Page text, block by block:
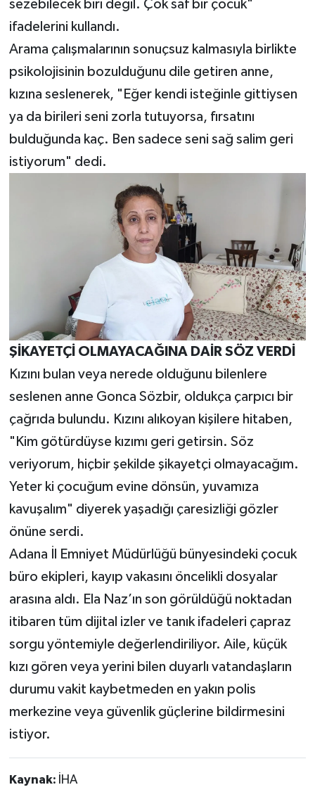
sezebilecek biri değil. Çok saf bir çocuk"
ifadelerini kullandı.
Arama çalışmalarının sonuçsuz kalmasıyla birlikte
psikolojisinin bozulduğunu dile getiren anne,
kızına seslenerek, "Eğer kendi isteğinle gittiysen
ya da birileri seni zorla tutuyorsa, fırsatını
bulduğunda kaç. Ben sadece seni sağ salim geri
istiyorum" dedi.
ŞİKAYETÇİ OLMAYACAĞINA DAİR SÖZ VERDİ
Kızını bulan veya nerede olduğunu bilenlere
seslenen anne Gonca Sözbir, oldukça çarpıcı bir
çağrıda bulundu. Kızını alıkoyan kişilere hitaben,
"Kim götürdüyse kızımı geri getirsin. Söz
veriyorum, hiçbir şekilde şikayetçi olmayacağım.
Yeter ki çocuğum evine dönsün, yuvamıza
kavuşalım" diyerek yaşadığı çaresizliği gözler
önüne serdi.
Adana İl Emniyet Müdürlüğü bünyesindeki çocuk
büro ekipleri, kayıp vakasını öncelikli dosyalar
arasına aldı. Ela Naz’ın son görüldüğü noktadan
itibaren tüm dijital izler ve tanık ifadeleri çapraz
sorgu yöntemiyle değerlendiriliyor. Aile, küçük
kızı gören veya yerini bilen duyarlı vatandaşların
durumu vakit kaybetmeden en yakın polis
merkezine veya güvenlik güçlerine bildirmesini
istiyor.
Kaynak: İHA